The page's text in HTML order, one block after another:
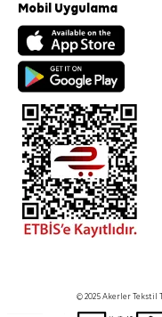
Mobil Uygulama
© 2025 Akerler Tekstil